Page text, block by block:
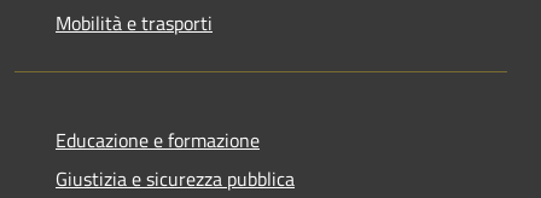
Mobilità e trasporti
Educazione e formazione
Giustizia e sicurezza pubblica